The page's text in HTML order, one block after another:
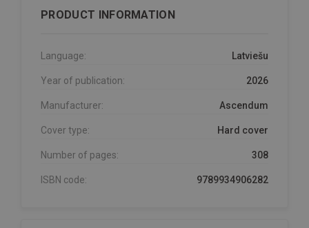
PRODUCT INFORMATION
Language: Latviešu
Year of publication: 2026
Manufacturer: Ascendum
Cover type: Hard cover
Number of pages: 308
ISBN code: 9789934906282